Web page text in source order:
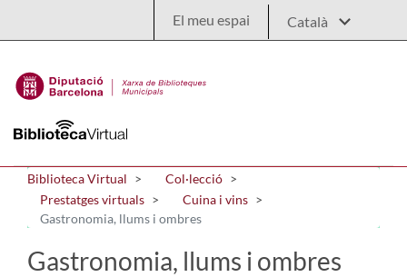
El meu espai
Biblioteca Virtual
Col·lecció
Prestatges virtuals
Cuina i vins
Gastronomia, llums i ombres
Gastronomia, llums i ombres